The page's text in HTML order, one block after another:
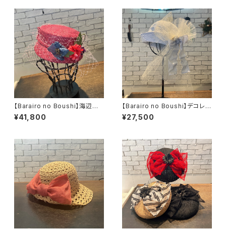
【Barairo no Boushi】海辺の
カクテルHat ハット
L008411
¥41,800
【Barairo no Boushi】デコレー
ションセーラーHat ハッ
ト L008406
¥27,500